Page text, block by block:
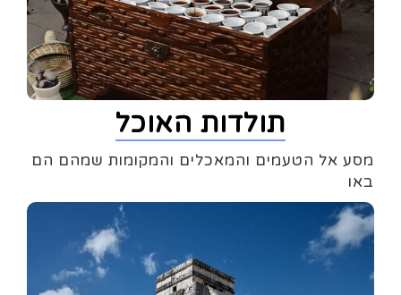
תולדות האוכל
מסע אל הטעמים והמאכלים והמקומות שמהם הם
באו